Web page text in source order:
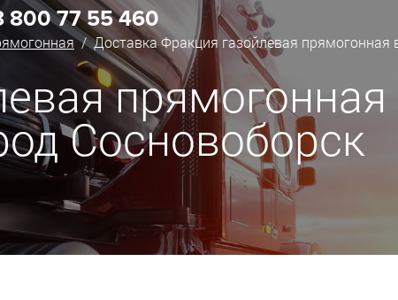
800 77 55 460
/ Доставка Фракция газойлевая прямогонная
Сосновоборск